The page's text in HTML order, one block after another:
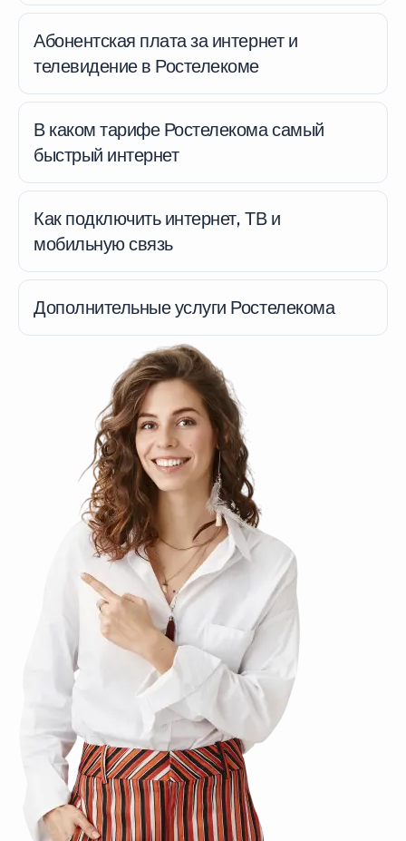
Абонентская плата за интернет и
телевидение в Ростелекоме
В каком тарифе Ростелекома самый
быстрый интернет
Как подключить интернет, ТВ и
мобильную связь
Дополнительные услуги Ростелекома